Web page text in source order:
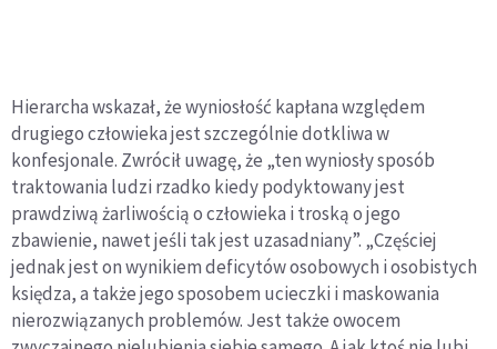
Hierarcha wskazał, że wyniosłość kapłana względem
drugiego człowieka jest szczególnie dotkliwa w
konfesjonale. Zwrócił uwagę, że „ten wyniosły sposób
traktowania ludzi rzadko kiedy podyktowany jest
prawdziwą żarliwością o człowieka i troską o jego
zbawienie, nawet jeśli tak jest uzasadniany”. „Częściej
jednak jest on wynikiem deficytów osobowych i osobistych
księdza, a także jego sposobem ucieczki i maskowania
nierozwiązanych problemów. Jest także owocem